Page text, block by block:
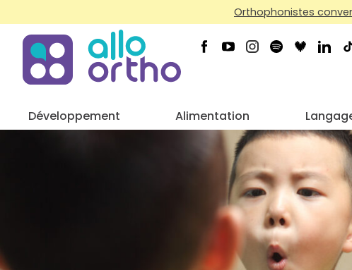
Orthophonistes
Développement Alimentation